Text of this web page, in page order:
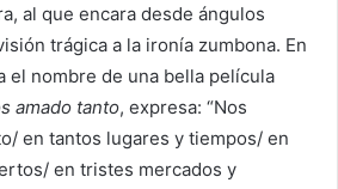
al que encara desde ángulos
trágica a la ironía zumbona. En
el nombre de una bella película
amado tanto, expresa: “Nos
en tantos lugares y tiempos/ en
en tristes mercados y